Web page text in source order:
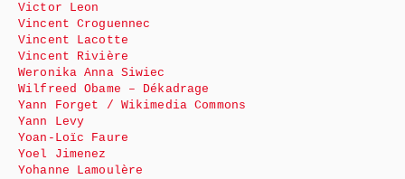
Victor Leon
Vincent Croguennec
Vincent Lacotte
Vincent Rivière
Weronika Anna Siwiec
Wilfreed Obame – Dékadrage
Yann Forget / Wikimedia Commons
Yann Levy
Yoan-Loïc Faure
Yoel Jimenez
Yohanne Lamoulère